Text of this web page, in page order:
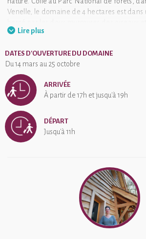
Venelle, le domaine de 4 hectares est dans
régions Bourgogne – Franche Comté et
Sud). Le domaine peut aussi une étape sur
vacances.
La Combe Rossignol a une note moyenne
38 avis clients
Lire plus
DATES D'OUVERTURE DU DOMAINE
Du 14 mars au 25 octobre
ARRIVÉE
À partir de 17h et jusqu'à 19h
DÉPART
Jusqu'à 11h